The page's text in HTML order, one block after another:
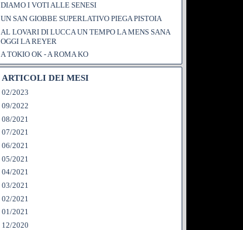
DIAMO I VOTI ALLE SENESI
UN SAN GIOBBE SUPERLATIVO PIEGA PISTOIA
AL LOVARI DI LUCCA UN TEMPO LA MENS SANA
OGGI LA REYER
A TOKIO OK - A ROMA KO
ARTICOLI DEI MESI
02/2023
09/2022
08/2021
07/2021
06/2021
05/2021
04/2021
03/2021
02/2021
01/2021
12/2020